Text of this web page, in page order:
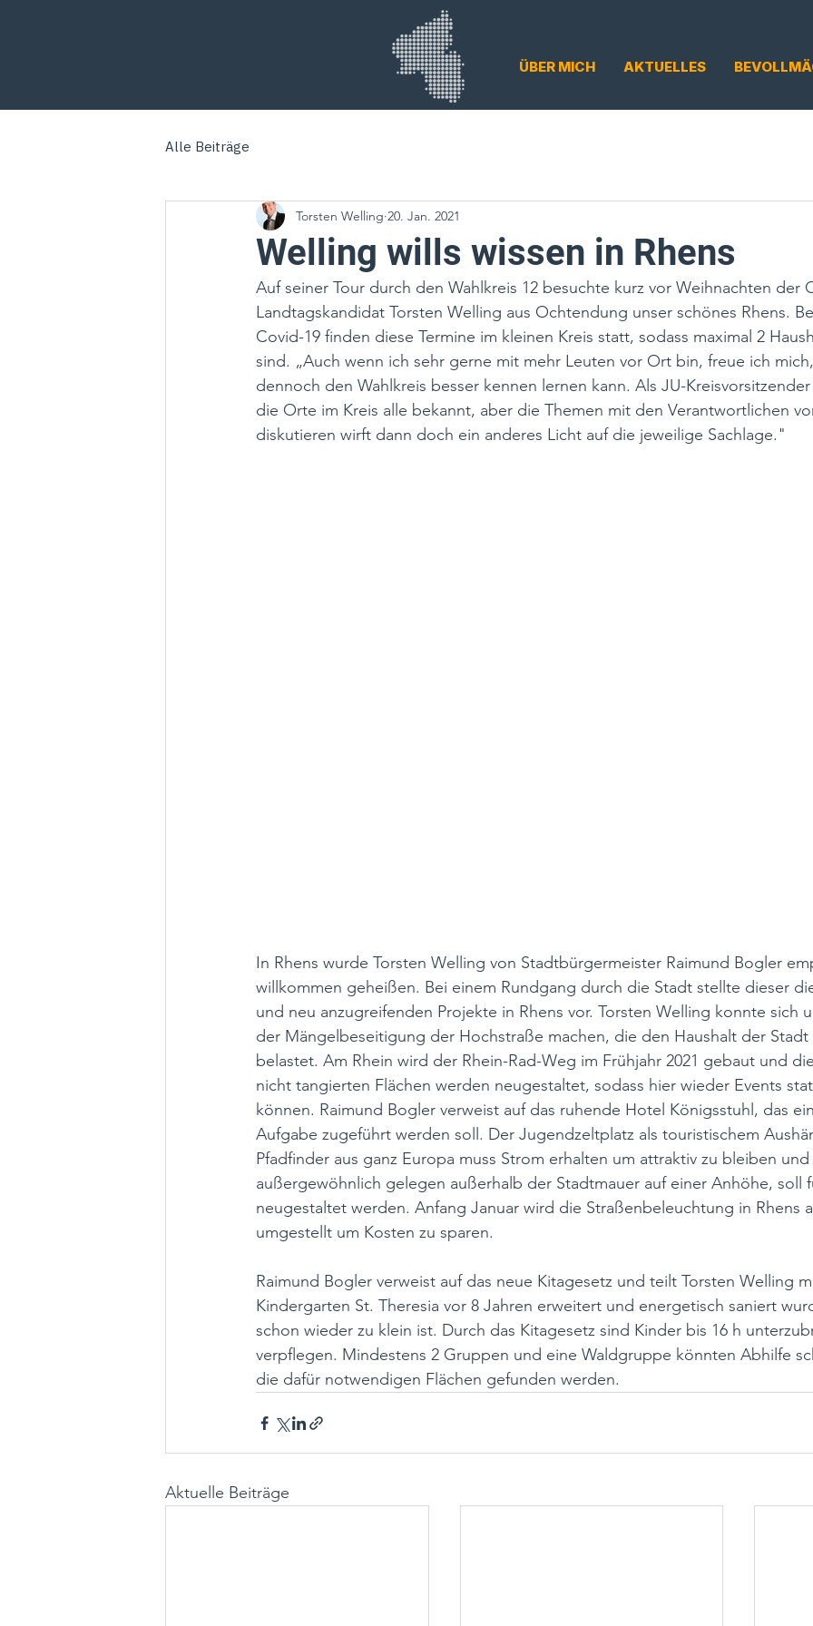
ÜBER MICH AKTUELLES
Alle Beiträge
Welling wills wissen in Rhens
Torsten Welling 20. Jan. 2021
Auf seiner Tour durch den Wahlkreis 12 besuchte kurz vor Weihnachten der
Landtagskandidat Torsten Welling aus Ochtendung unser schönes Rhens.
Covid-19 finden diese Termine im kleinen Kreis statt, sodass maximal 2
sind. „Auch wenn ich sehr gerne mit mehr Leuten vor Ort bin, freue ich
dennoch den Wahlkreis besser kennen lernen kann. Als JU-
die Orte im Kreis alle bekannt, aber die Themen mit den Verantwortlichen
diskutieren wirft dann doch ein anderes Licht auf die jeweilige Sachlage."
In Rhens wurde Torsten Welling von Stadtbürgermeister Raimund Bogler
willkommen geheißen. Bei einem Rundgang durch die Stadt stellte dieser
und neu anzugreifenden Projekte in Rhens vor. Torsten Welling konnte sich
der Mängelbeseitigung der Hochstraße machen, die den Haushalt der Stadt
belastet. Am Rhein wird der Rhein-Rad-Weg im Frühjahr 2021 gebaut und
nicht tangierten Flächen werden neugestaltet, sodass hier wieder Events
können. Raimund Bogler verweist auf das ruhende Hotel Königsstuhl, das
Aufgabe zugeführt werden soll. Der Jugendzeltplatz als touristischem
Pfadfinder aus ganz Europa muss Strom erhalten um attraktiv zu bleiben
außergewöhnlich gelegen außerhalb der Stadtmauer auf einer Anhöhe, soll
neugestaltet werden. Anfang Januar wird die Straßenbeleuchtung in Rhens
umgestellt um Kosten zu sparen.
Raimund Bogler verweist auf das neue Kitagesetz und teilt Torsten Welling
Kindergarten St. Theresia vor 8 Jahren erweitert und energetisch saniert
schon wieder zu klein ist. Durch das Kitagesetz sind Kinder bis 16 h
verpflegen. Mindestens 2 Gruppen und eine Waldgruppe könnten Abhilfe
die dafür notwendigen Flächen gefunden werden.
Aktuelle Beiträge